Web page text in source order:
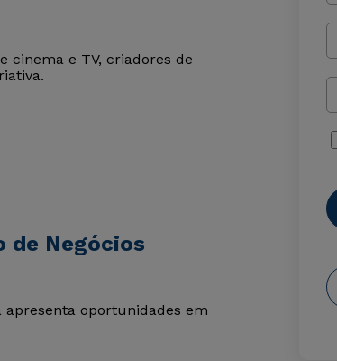
cinema e TV, criadores de
de Negócios
oportunidades em